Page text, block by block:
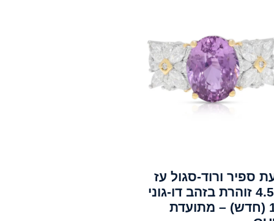
ספיר ורוד-סגול עז
4.54ct זוהרת בזהב דו-גוני
18K (חדש) – מתועדת